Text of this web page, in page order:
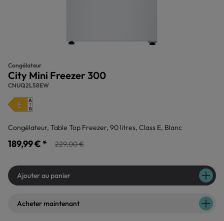
Congélateur
City Mini Freezer 300
CNUQ2L58EW
Congélateur, Table Top Freezer, 90 litres, Class E, Blanc
189,99 € * 229,00 €
Ajouter au panier
Acheter maintenant